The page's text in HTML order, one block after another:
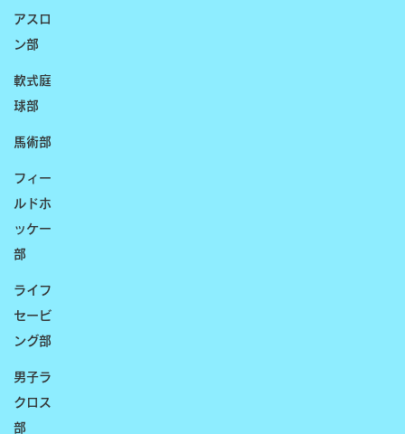
アスロ
ン部
軟式庭
球部
馬術部
フィー
ルドホ
ッケー
部
ライフ
セービ
ング部
男子ラ
クロス
部